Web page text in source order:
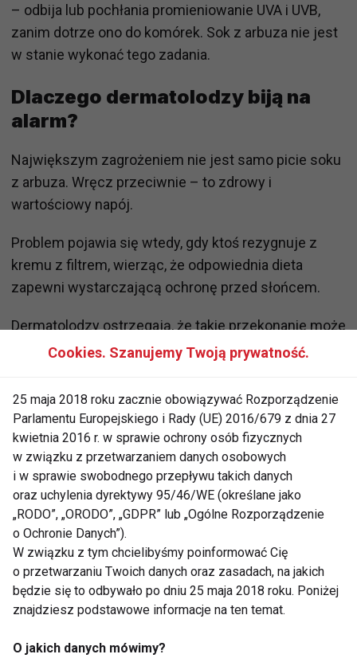
– odbija lub pochłania promieniowanie UVA i UVB,
zanim dotrze ono do komórek. Sok z arbuza nie jest
w stanie wykonać tego zadania.
Dlaczego dermatolodzy biją na
alarm?
Największym zagrożeniem nie jest samo picie soku
z arbuza. Wręcz przeciwnie – to zdrowy i
wartościowy napój.
Problem pojawia się wtedy, gdy ktoś rezygnuje z
kremu z filtrem, wierząc, że odpowiednia dieta
zapewni wystarczającą ochronę przed słońcem.
Dermatolodzy ostrzegają, że takie przekonanie może
prowadzić do:
szybszego starzenia się skóry,
powstawania przebarwień,
zwiększenia ryzyka rozwoju
nowotworów skóry, w tym czerniaka.
Dlaczego takie mity tak łatwo
zdobywają popularność?
Media społecznościowe premiują proste
rozwiązania. Krótkie filmy z obietnicą szybkiego
efektu mają znacznie większy zasięg niż
Cookies. Szanujemy Twoją prywatność.
25 maja 2018 roku zacznie obowiązywać Rozporządzenie
Parlamentu Europejskiego i Rady (UE) 2016/679 z dnia 27
kwietnia 2016 r. w sprawie ochrony osób fizycznych
w związku z przetwarzaniem danych osobowych
i w sprawie swobodnego przepływu takich danych
oraz uchylenia dyrektywy 95/46/WE (określane jako
„RODO”, „ORODO”, „GDPR” lub „Ogólne Rozporządzenie
o Ochronie Danych”).
W związku z tym chcielibyśmy poinformować Cię
o przetwarzaniu Twoich danych oraz zasadach, na jakich
będzie się to odbywało po dniu 25 maja 2018 roku. Poniżej
znajdziesz podstawowe informacje na ten temat.
O jakich danych mówimy?